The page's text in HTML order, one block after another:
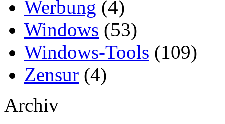
Werbung (4)
Windows (53)
Windows-Tools (109)
Zensur (4)
Archiv